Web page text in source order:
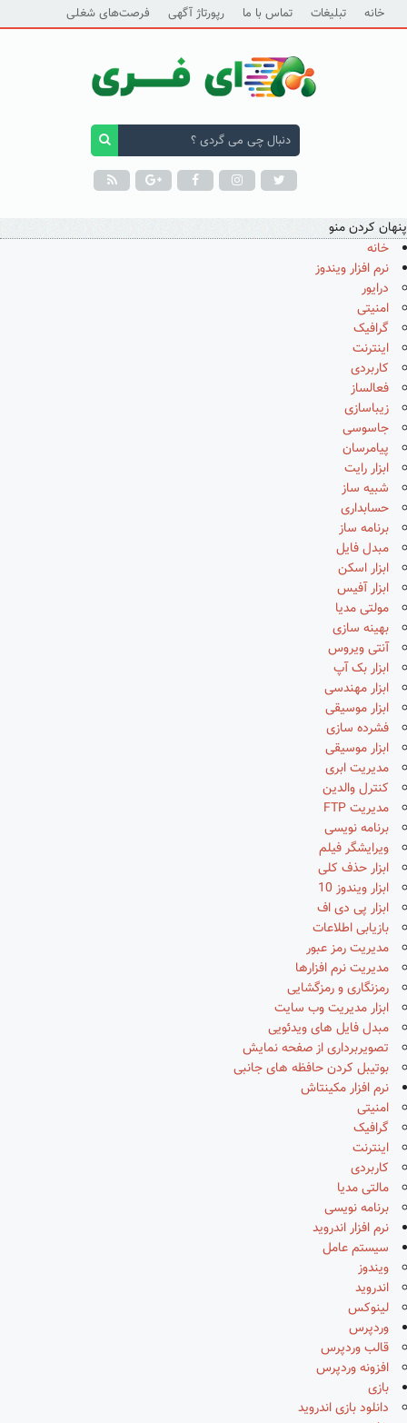
خانه تبلیغات تماس با ما رپورتاژ آگهی فرصت‌های شغلی
پنهان کردن منو
خانه
نرم افزار ویندوز
درایور
امنیتی
گرافیک
اینترنت
کاربردی
فعالساز
زیباسازی
جاسوسی
پیامرسان
ابزار رایت
شبیه ساز
حسابداری
برنامه ساز
مبدل فایل
ابزار اسکن
ابزار آفیس
مولتی مدیا
بهینه سازی
آنتی ویروس
ابزار بک آپ
ابزار مهندسی
ابزار موسیقی
فشرده سازی
ابزار موسیقی
مدیریت ابری
کنترل والدین
مدیریت FTP
برنامه نویسی
ویرایشگر فیلم
ابزار حذف کلی
ابزار ویندوز 10
ابزار پی دی اف
بازیابی اطلاعات
مدیریت رمز عبور
مدیریت نرم افزارها
رمزنگاری و رمزگشایی
ابزار مدیریت وب سایت
مبدل فایل های ویدئویی
تصویربرداری از صفحه نمایش
بوتیبل کردن حافظه های جانبی
نرم افزار مکینتاش
امنیتی
گرافیک
اینترنت
کاربردی
مالتی مدیا
برنامه نویسی
نرم افزار اندروید
سیستم عامل
ویندوز
اندروید
لینوکس
وردپرس
قالب وردپرس
افزونه وردپرس
بازی
دانلود بازی اندروید